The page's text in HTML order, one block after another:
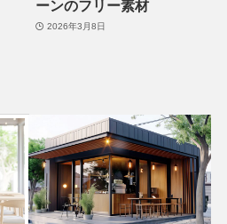
ーンのフリー素材
2026年3月8日